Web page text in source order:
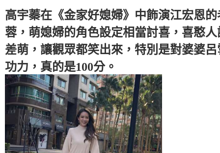
高宇蓁在《金家好媳婦》中飾演江宏恩
蓉，萌媳婦的角色設定相當討喜，喜憨
差萌，讓觀眾都笑出來，特別是對婆婆
功力，真的是100分。